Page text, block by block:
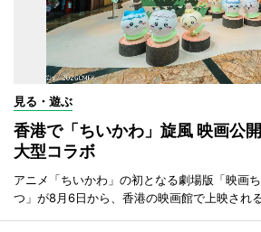
見る・遊ぶ
香港で「ちいかわ」旋風 映画公
大型コラボ
アニメ「ちいかわ」の初となる劇場版「映画
つ」が8月6日から、香港の映画館で上映される